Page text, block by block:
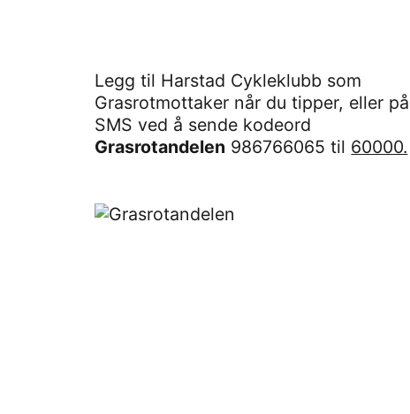
Legg til Harstad Cykleklubb som
Grasrotmottaker når du tipper, eller på
SMS ved å sende kodeord
Grasrotandelen 986766065 til 60000.